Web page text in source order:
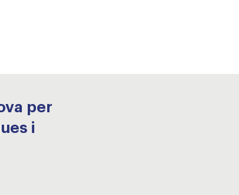
per
i